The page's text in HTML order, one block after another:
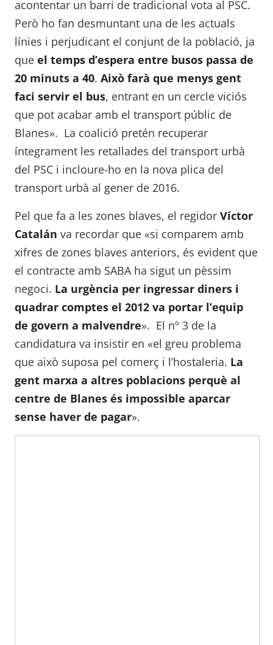
acontentar un barri de tradicional vota al PSC.
Però ho fan desmuntant una de les actuals
línies i perjudicant el conjunt de la població, ja
que el temps d’espera entre busos passa de
20 minuts a 40. Això farà que menys gent
faci servir el bus, entrant en un cercle viciós
que pot acabar amb el transport públic de
Blanes». La coalició pretén recuperar
íntegrament les retallades del transport urbà
del PSC i incloure-ho en la nova plica del
transport urbà al gener de 2016.
Pel que fa a les zones blaves, el regidor Víctor
Catalán va recordar que «si comparem amb
xifres de zones blaves anteriors, és evident que
el contracte amb SABA ha sigut un pèssim
negoci. La urgència per ingressar diners i
quadrar comptes el 2012 va portar l’equip
de govern a malvendre». El nº 3 de la
candidatura va insistir en «el greu problema
que això suposa pel comerç i l’hostaleria. La
gent marxa a altres poblacions perquè al
centre de Blanes és impossible aparcar
sense haver de pagar».